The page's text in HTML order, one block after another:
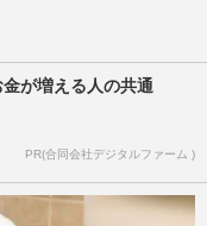
金が増える人の共通
PR(合同会社デジタルファーム )